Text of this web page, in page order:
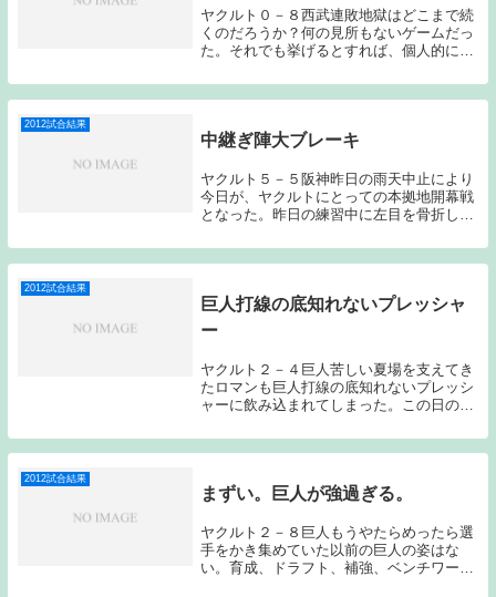
ヤクルト０－８西武連敗地獄はどこまで続
くのだろうか？何の見所もないゲームだっ
た。それでも挙げるとすれば、個人的に好
ダイナミックな投球と中村剛也らしい滞空
時間の長いホームランを見れたことくらい
2012試合結果
中継ぎ陣大ブレーキ
ヤクルト５－５阪神昨日の雨天中止により
今日が、ヤクルトにとっての本拠地開幕戦
となった。昨日の練習中に左目を骨折し心
でスタメン出場した。とりあえず一安心で
ある。ゲームの方は、ヤクルト館山、阪神
2012試合結果
巨人打線の底知れないプレッシャ
ー
ヤクルト２－４巨人苦しい夏場を支えてき
たロマンも巨人打線の底知れないプレッシ
ャーに飲み込まれてしまった。この日の負
ナスなものになってしまった。ヤクルトの
先発はロマン、巨人は小野。スタメンは、
2012試合結果
まずい。巨人が強過ぎる。
ヤクルト２－８巨人もうやたらめったら選
手をかき集めていた以前の巨人の姿はな
い。育成、ドラフト、補強、ベンチワーク